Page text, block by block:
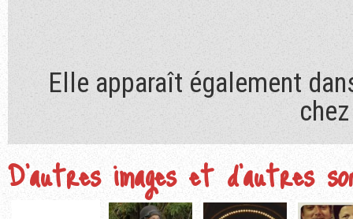
Elle apparaît également
D'autres images et d'autres